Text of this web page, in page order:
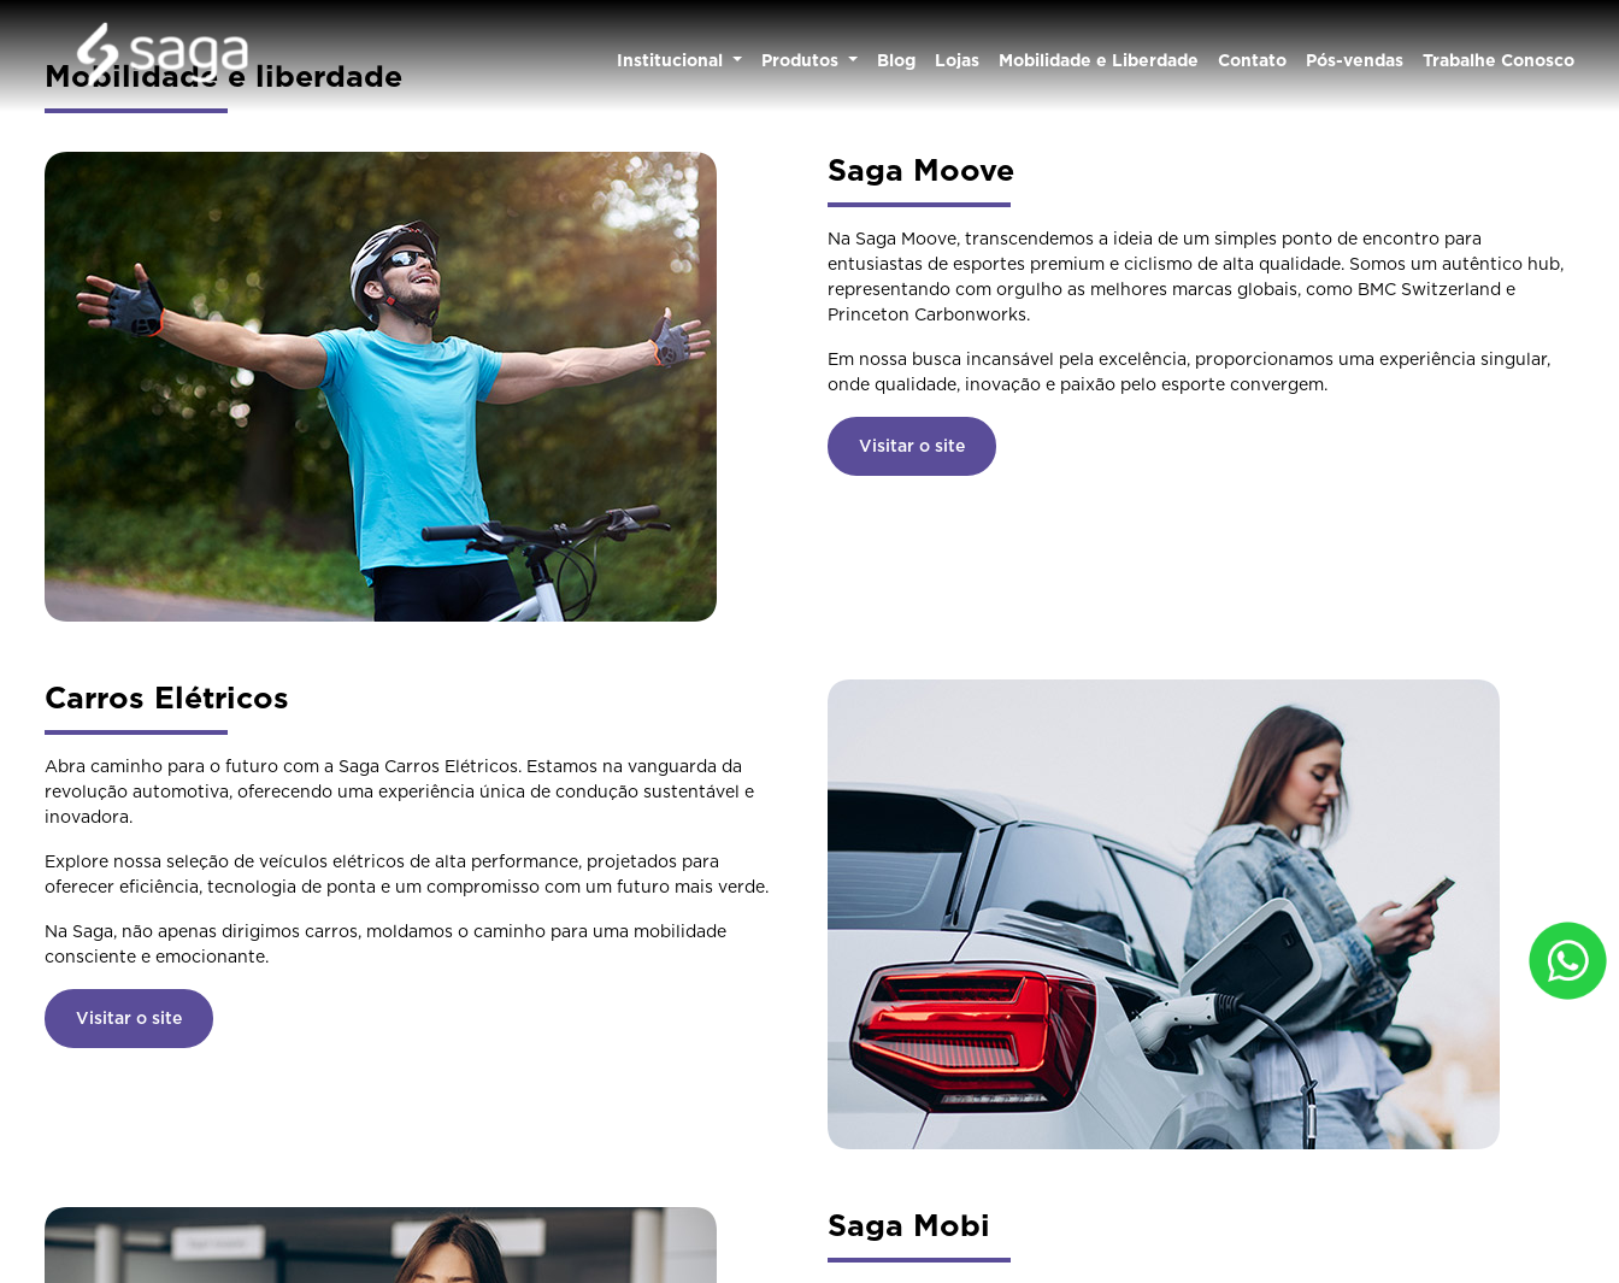
Institucional Produtos Blog Lojas Mobilidade e Liberdade Contato Pós-vendas Trabalhe Conosco
Mobilidade e liberdade
Saga Moove
Na Saga Moove, transcendemos a ideia de um simples ponto de encontro para
entusiastas de esportes premium e ciclismo de alta qualidade. Somos um autêntico hub,
representando com orgulho as melhores marcas globais, como BMC Switzerland e
Princeton Carbonworks.
Em nossa busca incansável pela excelência, proporcionamos uma experiência singular,
onde qualidade, inovação e paixão pelo esporte convergem.
Visitar o site
Carros Elétricos
Abra caminho para o futuro com a Saga Carros Elétricos. Estamos na vanguarda da
revolução automotiva, oferecendo uma experiência única de condução sustentável e
inovadora.
Explore nossa seleção de veículos elétricos de alta performance, projetados para
oferecer eficiência, tecnologia de ponta e um compromisso com um futuro mais verde.
Na Saga, não apenas dirigimos carros, moldamos o caminho para uma mobilidade
consciente e emocionante.
Visitar o site
Saga Mobi